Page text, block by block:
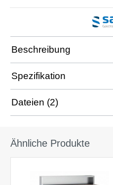
Beschreibung
Spezifikation
Dateien (2)
Ähnliche Produkte